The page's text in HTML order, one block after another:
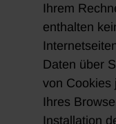
Ihrem
enthalten
Daten über
von Cookies
Ihres
Installation